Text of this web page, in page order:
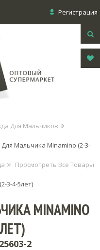
Регистрация
Для Мальчиков
Мальчика Minamino (2-3-
Просмотреть Все Товары
3-4-5лет)
MINAMINO
2